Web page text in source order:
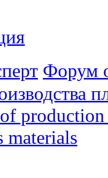
Форум
materials